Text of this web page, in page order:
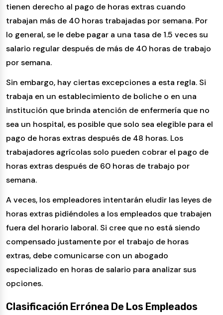
tienen derecho al pago de horas extras cuando
trabajan más de 40 horas trabajadas por semana. Por
lo general, se le debe pagar a una tasa de 1.5 veces su
salario regular después de más de 40 horas de trabajo
por semana.
Sin embargo, hay ciertas excepciones a esta regla. Si
trabaja en un establecimiento de boliche o en una
institución que brinda atención de enfermería que no
sea un hospital, es posible que solo sea elegible para el
pago de horas extras después de 48 horas. Los
trabajadores agrícolas solo pueden cobrar el pago de
horas extras después de 60 horas de trabajo por
semana.
A veces, los empleadores intentarán eludir las leyes de
horas extras pidiéndoles a los empleados que trabajen
fuera del horario laboral. Si cree que no está siendo
compensado justamente por el trabajo de horas
extras, debe comunicarse con un abogado
especializado en horas de salario para analizar sus
opciones.
Clasificación Errónea De Los Empleados